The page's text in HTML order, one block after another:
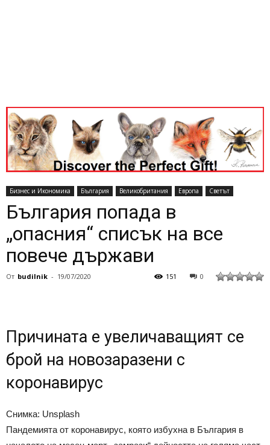
Бизнес и Икономика България Великобритания Европа Светът
България попада в
„опасния“ списък на все
повече държави
От budilnik - 19/07/2020 0
151
Причината е увеличаващият се
брой на новозаразени с
коронавирус
Снимка: Unsplash
Пандемията от коронавирус, която избухна в България в